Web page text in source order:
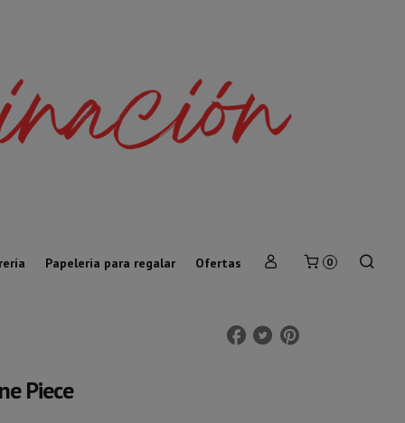
Papeleria para regalar Ofertas 0
Piece